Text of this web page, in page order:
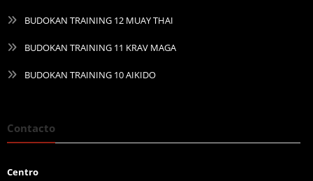
BUDOKAN TRAINING 12 MUAY THAI
BUDOKAN TRAINING 11 KRAV MAGA
BUDOKAN TRAINING 10 AIKIDO
Contacto
Centro